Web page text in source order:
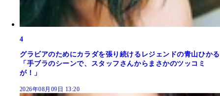
4
グラビアのためにカラダを張り続けるレジェンドの青山ひかる
「手ブラのシーンで、スタッフさんからまさかのツッコミ
が！」
2026年08月09日 13:20